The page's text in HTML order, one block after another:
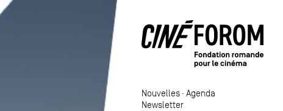
Nouvelles · Agenda
Newsletter